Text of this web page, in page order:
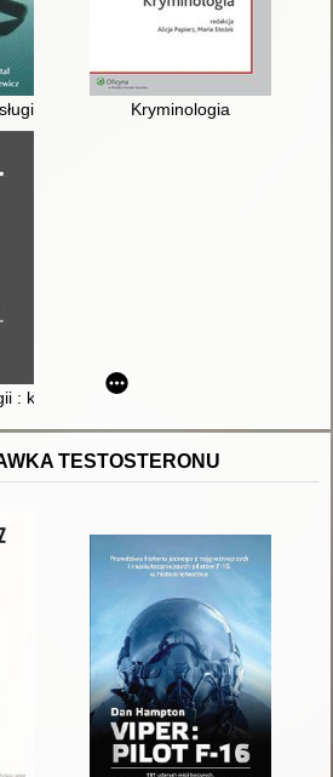
- egzamin na licencję
Kryminologia
: księga jubileuszowa Profesora
TESTOSTERONU